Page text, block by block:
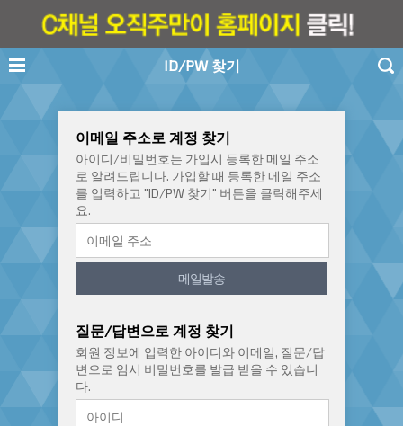
ID/PW 찾기
이메일 주소로 계정 찾기
아이디/비밀번호는 가입시 등록한 메일 주소
로 알려드립니다. 가입할 때 등록한 메일 주소
를 입력하고 "ID/PW 찾기" 버튼을 클릭해주세
요.
메일발송
질문/답변으로 계정 찾기
회원 정보에 입력한 아이디와 이메일, 질문/답
변으로 임시 비밀번호를 발급 받을 수 있습니
다.